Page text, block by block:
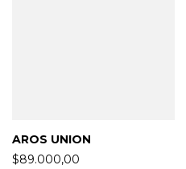
AROS UNION
$89.000,00